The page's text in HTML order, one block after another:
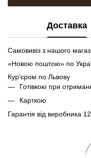
Доставка
Самовивіз з нашого
«Новою поштою» по
Кур'єром по Львову
Готівкою при
Карткою
Гарантія від виробника 12